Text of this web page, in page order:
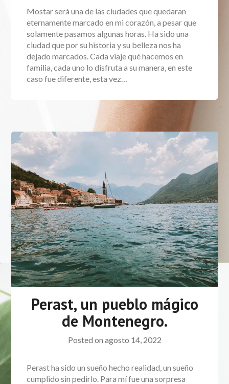
Mostar será una de las ciudades que quedaran
eternamente marcado en mi corazón, a pesar que
solamente pasamos algunas horas. Ha sido una
ciudad que por su historia y su belleza nos ha
dejado marcados. Cada viaje qué hacemos en
familia, cada uno lo disfruta a su manera, en este
caso fue diferente, esta vez…
Perast, un pueblo mágico
de Montenegro.
Posted on agosto 14, 2022
Perast ha sido un sueño hecho realidad, un sueño
cumplido sin pedirlo. Para mí fue una sorpresa